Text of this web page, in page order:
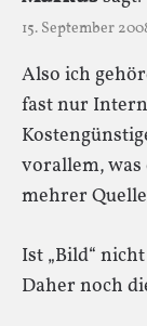
15. September
Also ich
fast nur
vorallem,
mehrer
Ist „Bild“
Daher noch